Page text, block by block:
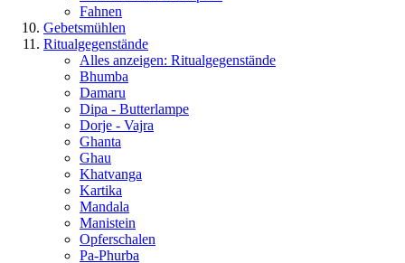
Fahnen
Gebetsmühlen
Ritualgegenstände
Alles anzeigen: Ritualgegenstände
Bhumba
Damaru
Dipa - Butterlampe
Dorje - Vajra
Ghanta
Ghau
Khatvanga
Kartika
Mandala
Manistein
Opferschalen
Pa-Phurba